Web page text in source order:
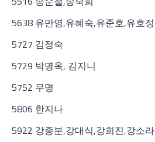
5638 유만영,유혜숙,유준호,유호정
5727 김정숙
5729 박명옥, 김지니
5752 무명
5806 한지나
5922 강종분,강대식,강희진,강소라